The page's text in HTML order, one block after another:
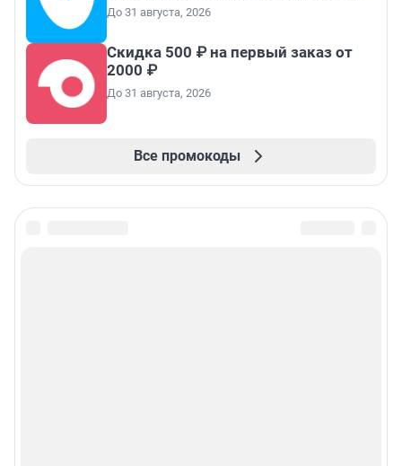
До 31 августа, 2026
Скидка 500 ₽ на первый заказ от
2000 ₽
До 31 августа, 2026
Все промокоды